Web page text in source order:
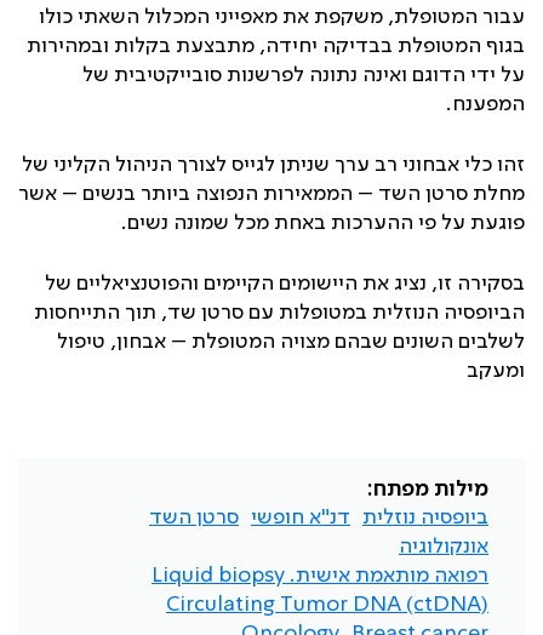
עבור המטופלת, משקפת את מאפייני המכלול השאתי כולו
בגוף המטופלת בבדיקה יחידה, מתבצעת בקלות ובמהירות
על ידי הדוגם ואינה נתונה לפרשנות סובייקטיבית של
המפענח.
זהו כלי אבחוני רב ערך שניתן לגייס לצורך הניהול הקליני של
מחלת סרטן השד – הממאירות הנפוצה ביותר בנשים – אשר
פוגעת על פי ההערכות באחת מכל שמונה נשים.
בסקירה זו, נציג את היישומים הקיימים והפוטנציאליים של
הביופסיה הנוזלית במטופלות עם סרטן שד, תוך התייחסות
לשלבים השונים שבהם מצויה המטופלת – אבחון, טיפול
ומעקב
מילות מפתח:
ביופסיה נוזלית
דנ"א חופשי סרטן השד
אונקולוגיה
רפואה מותאמת אישית. Liquid biopsy
Circulating Tumor DNA (ctDNA)